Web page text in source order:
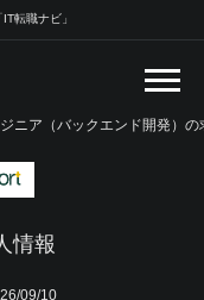
転職ナビ」
ニア（バックエンド開発）の
情報
09/10